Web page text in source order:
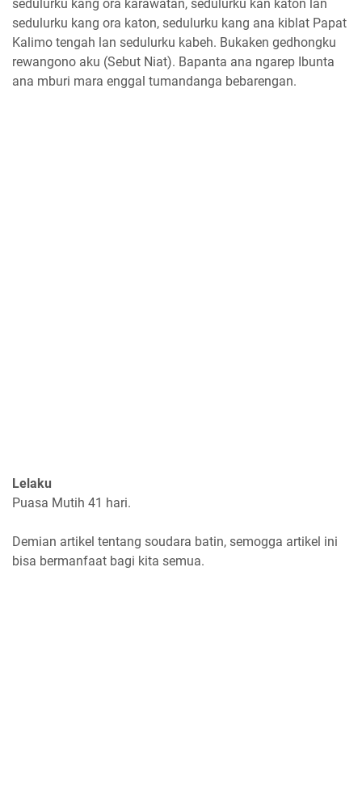
sedulurku kang ora karawatan, sedulurku kan katon lan
sedulurku kang ora katon, sedulurku kang ana kiblat Papat
Kalimo tengah lan sedulurku kabeh. Bukaken gedhongku
rewangono aku (Sebut Niat). Bapanta ana ngarep Ibunta
ana mburi mara enggal tumandanga bebarengan.
Lelaku
Puasa Mutih 41 hari.
Demian artikel tentang soudara batin, semogga artikel ini
bisa bermanfaat bagi kita semua.